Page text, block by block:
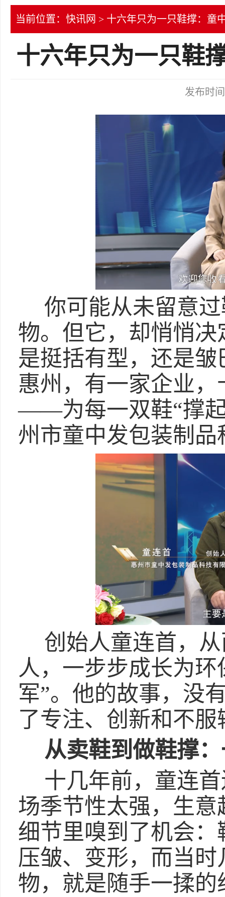
当前位置： 快讯网 > 十六年只为一只鞋撑：童
十六年只为一只鞋
发布时
你可能从未留意
物。但它，却悄悄
是挺括有型，还是皱
惠州，有一家企业
——为每一双鞋“撑
州市童中发包装制
创始人童连首，
人，一步步成长为
军”。他的故事，没
了专注、创新和不服
从卖鞋到做鞋撑
十几年前，童连
场季节性太强，生
细节里嗅到了机会
压皱、变形，而当
物，就是随手一揉的